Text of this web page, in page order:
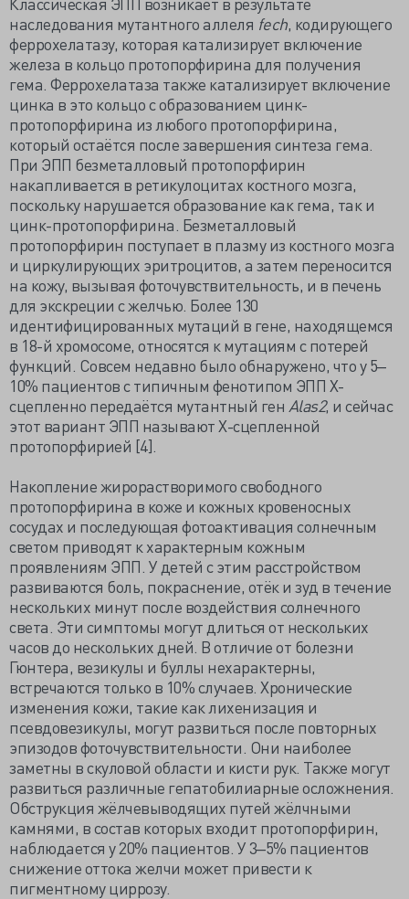
наследования мутантного аллеля fech, кодирующего
феррохелатазу, которая катализирует включение
железа в кольцо протопорфирина для получения
гема. Феррохелатаза также катализирует включение
цинка в это кольцо с образованием цинк-
протопорфирина из любого протопорфирина,
который остаётся после завершения синтеза гема.
При ЭПП безметалловый протопорфирин
накапливается в ретикулоцитах костного мозга,
поскольку нарушается образование как гема, так и
цинк-протопорфирина. Безметалловый
протопорфирин поступает в плазму из костного мозга
и циркулирующих эритроцитов, а затем переносится
на кожу, вызывая фоточувствительность, и в печень
для экскреции с желчью. Более 130
идентифицированных мутаций в гене, находящемся
в 18-й хромосоме, относятся к мутациям с потерей
функций. Совсем недавно было обнаружено, что у 5‒
10% пациентов с типичным фенотипом ЭПП Х-
сцепленно передаётся мутантный ген Alas2, и сейчас
этот вариант ЭПП называют Х-сцепленной
протопорфирией [4].
Накопление жирорастворимого свободного
протопорфирина в коже и кожных кровеносных
сосудах и последующая фотоактивация солнечным
светом приводят к характерным кожным
проявлениям ЭПП. У детей с этим расстройством
развиваются боль, покраснение, отёк и зуд в течение
нескольких минут после воздействия солнечного
света. Эти симптомы могут длиться от нескольких
часов до нескольких дней. В отличие от болезни
Гюнтера, везикулы и буллы нехарактерны,
встречаются только в 10% случаев. Хронические
изменения кожи, такие как лихенизация и
псевдовезикулы, могут развиться после повторных
эпизодов фоточувствительности. Они наиболее
заметны в скуловой области и кисти рук. Также могут
развиться различные гепатобилиарные осложнения.
Обструкция жёлчевыводящих путей жёлчными
камнями, в состав которых входит протопорфирин,
наблюдается у 20% пациентов. У 3‒5% пациентов
снижение оттока желчи может привести к
пигментному циррозу.